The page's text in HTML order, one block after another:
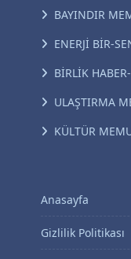
BAYINDIR
ENERJİ BİR-
BİRLİK
ULAŞTIRMA
KÜLTÜR
Anasayfa
Gizlilik Politikası